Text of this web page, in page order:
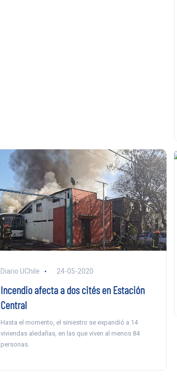
Diario UChile 24-05-2020
Incendio afecta a dos cités en Estación
Central
Hasta el momento, el siniestro se expandió a 14
viviendas aledañas, en las que viven al menos 84
personas.